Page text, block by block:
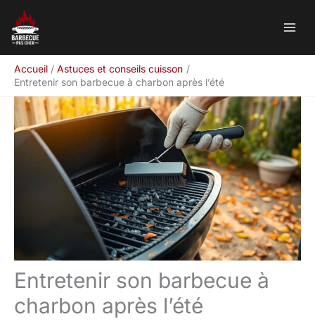
contenu
Accueil
Astuces et conseils cuisson
Entretenir son barbecue à charbon après l’été
Entretenir son barbecue à
charbon après l’été
Rechercher